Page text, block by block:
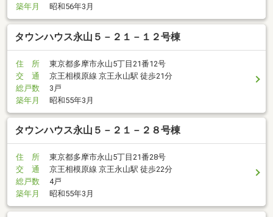
築年月
昭和56年3月
タウンハウス永山５－２１－１２号棟
住 所
東京都多摩市永山5丁目21番12号
交 通
京王相模原線 京王永山駅 徒歩21分
総戸数
3戸
築年月
昭和55年3月
タウンハウス永山５－２１－２８号棟
住 所
東京都多摩市永山5丁目21番28号
交 通
京王相模原線 京王永山駅 徒歩22分
総戸数
4戸
築年月
昭和55年3月